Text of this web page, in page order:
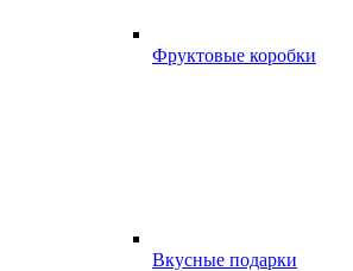
Фруктовые коробки
Вкусные подарки